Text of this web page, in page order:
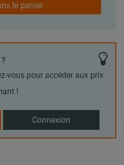
le panier
vous pour accéder aux prix
!
Connexion